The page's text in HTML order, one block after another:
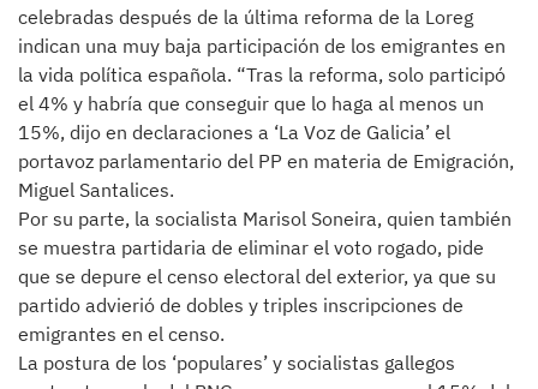
celebradas después de la última reforma de la Loreg
indican una muy baja participación de los emigrantes en
la vida política española. “Tras la reforma, solo participó
el 4% y habría que conseguir que lo haga al menos un
15%, dijo en declaraciones a ‘La Voz de Galicia’ el
portavoz parlamentario del PP en materia de Emigración,
Miguel Santalices.
Por su parte, la socialista Marisol Soneira, quien también
se muestra partidaria de eliminar el voto rogado, pide
que se depure el censo electoral del exterior, ya que su
partido advierió de dobles y triples inscripciones de
emigrantes en el censo.
La postura de los ‘populares’ y socialistas gallegos